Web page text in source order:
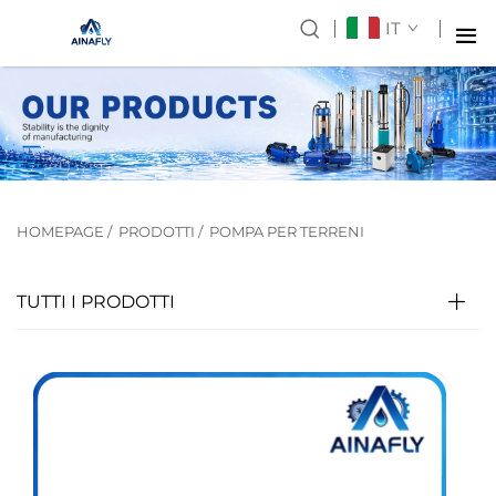
IT
HOMEPAGE / PRODOTTI / POMPA PER TERRENI
TUTTI I PRODOTTI